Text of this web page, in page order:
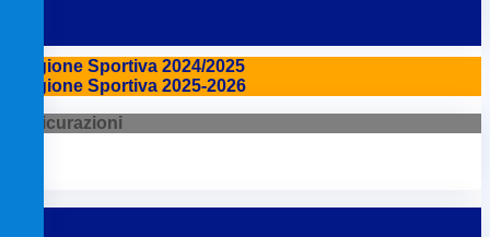
Stagione Sportiva 2024/2025
Stagione Sportiva 2025-2026
Assicurazioni